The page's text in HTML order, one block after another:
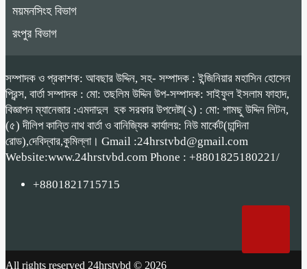
ময়মনসিংহ বিভাগ
রংপুর বিভাগ
সম্পাদক ও প্রকাশক: আবছার উদ্দিন, সহ- সম্পাদক : ইন্জিনিয়ার মহাসিন হোসেন
প্রিন্স, বার্তা সম্পাদক : মো: তছলিম উদ্দিন উপ-সম্পাদক: সাইফুল ইসলাম ফাহাদ,
বিজ্ঞাপন ম্যানেজার :এমদাদুল হক সরকার উপদেষ্টা(২) : মো: শামছু উদ্দিন লিটন,
(৫) দীলিপ কান্তি নাথ বার্তা ও বানিজ্যিক কার্যালয়: নিউ মার্কেট(চান্দিনা
রোড),দেবিদ্বার,কুমিল্লা। Gmail :24hrstvbd@gmail.com
Website:www.24hrstvbd.com Phone : +8801825180221/
+8801821715715
All rights reserved 24hrstvbd © 2026